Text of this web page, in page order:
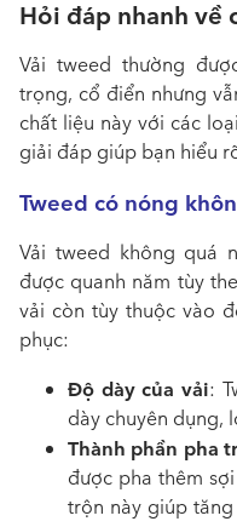
Hỏi đáp nhanh về
Vải tweed thường
trọng, cổ điển nhưng
chất liệu này với các
giải đáp giúp bạn hiểu
Tweed có nóng
Vải tweed không quá
được quanh năm tùy
vải còn tùy thuộc vào
phục:
Độ dày của vải:
dày chuyên dụng,
Thành phần pha
được pha thêm
trộn này giúp